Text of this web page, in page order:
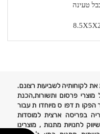
שנה משרתת את לקוחותיה לשביעות רצונם.
מוצרי פרסום ותשורות,הכנת
הפקות דפוס מיוחדות עבור
בפריסה ארצית למוסדות
לחנויות מתנות , מוצרינו